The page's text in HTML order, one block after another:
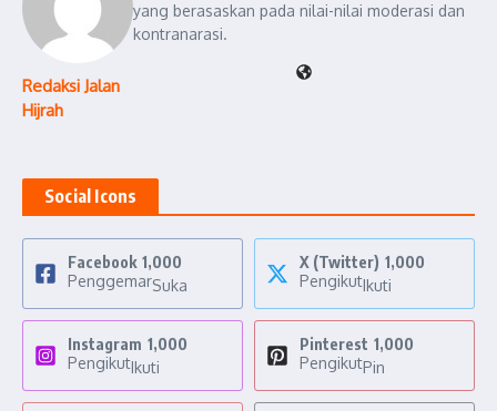
Redaksi Jalan
Hijrah
yang berasaskan pada nilai-nilai moderasi dan
kontranarasi.
Social Icons
Facebook 1,000
PenggemarSuka
X (Twitter) 1,000
PengikutIkuti
Instagram 1,000
PengikutIkuti
Pinterest 1,000
PengikutPin